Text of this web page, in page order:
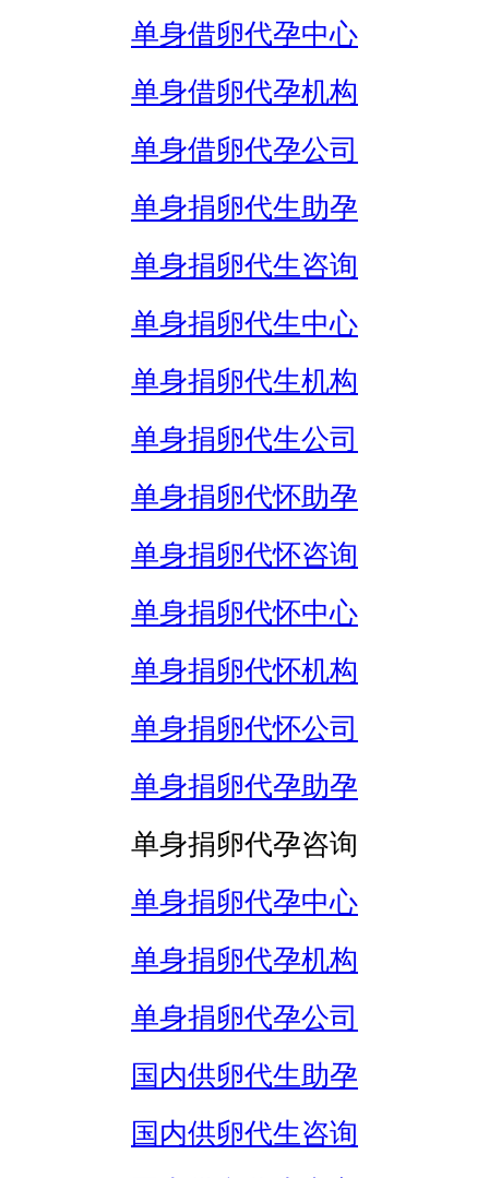
单身借卵代孕中心
单身借卵代孕机构
单身借卵代孕公司
单身捐卵代生助孕
单身捐卵代生咨询
单身捐卵代生中心
单身捐卵代生机构
单身捐卵代生公司
单身捐卵代怀助孕
单身捐卵代怀咨询
单身捐卵代怀中心
单身捐卵代怀机构
单身捐卵代怀公司
单身捐卵代孕助孕
单身捐卵代孕咨询
单身捐卵代孕中心
单身捐卵代孕机构
单身捐卵代孕公司
国内供卵代生助孕
国内供卵代生咨询